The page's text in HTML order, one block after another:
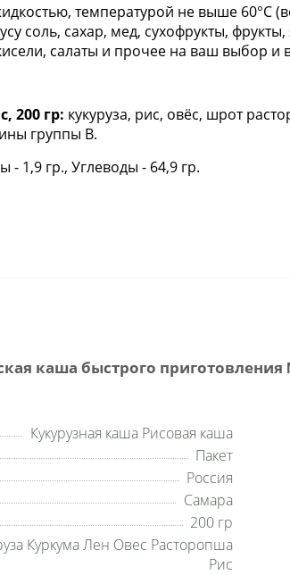
температурой не выше
соль, сахар, мед, сухофрукты,
салаты и прочее на ваш выбор и
200 гр: кукуруза, рис, овёс, шрот
группы В.
- 1,9 гр., Углеводы - 64,9 гр.
каша быстрого приготовления
Кукурузная каша Рисовая каша
Пакет
Россия
Самара
200 гр
Куркума Лен Овес Расторопша
Рис